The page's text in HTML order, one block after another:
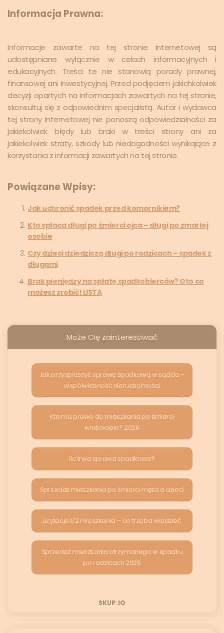
Informacja Prawna:
Informacje zawarte na tej stronie internetowej są
udostępniane wyłącznie w celach informacyjnych i
edukacyjnych. Treści te nie stanowią porady prawnej,
finansowej ani inwestycyjnej. Przed podjęciem jakichkolwiek
decyzji opartych na informacjach zawartych na tej stronie,
skonsultuj się z odpowiednim specjalistą. Autor i wydawca
tej strony internetowej nie ponoszą odpowiedzialności za
jakiekolwiek błędy lub braki w treści strony ani za
jakiekolwiek straty, szkody lub niedogodności wynikające z
korzystania z informacji zawartych na tej stronie.
Powiązane Wpisy:
Jak uchronić spadek przed komornikiem?
Kto spłaca długi po śmierci ojca – długi po zmarłej
osobie
Czy dzieci dziedziczą długi po rodzicach – spadek z
długami
Brak pieniędzy na spłatę spadkobierców? Oto co
możesz zrobić! LISTA
Może Cię zainteresować
Jak przyspieszyć sprawę spadkową w sądzie –
współwłasność nieruchomości
Kto ma prawo do mieszkania po śmierci
właściciela? 2026
Ile trwa sprawa spadkowa?
Sprzedaż mieszkania po śmierci męża a dzieci
Licytacja 1/2 mieszkania – co trzeba wiedzieć
Sprzedaż mieszkania otrzymanego w spadku
po rodzicach 2026
SKUP.IO